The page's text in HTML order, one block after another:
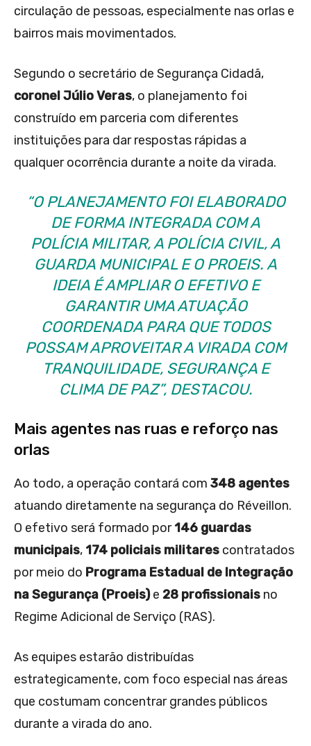
circulação de pessoas, especialmente nas orlas e
bairros mais movimentados.
Segundo o secretário de Segurança Cidadã,
coronel Júlio Veras, o planejamento foi
construído em parceria com diferentes
instituições para dar respostas rápidas a
qualquer ocorrência durante a noite da virada.
“O PLANEJAMENTO FOI ELABORADO
DE FORMA INTEGRADA COM A
POLÍCIA MILITAR, A POLÍCIA CIVIL, A
GUARDA MUNICIPAL E O PROEIS. A
IDEIA É AMPLIAR O EFETIVO E
GARANTIR UMA ATUAÇÃO
COORDENADA PARA QUE TODOS
POSSAM APROVEITAR A VIRADA COM
TRANQUILIDADE, SEGURANÇA E
CLIMA DE PAZ”, DESTACOU.
Mais agentes nas ruas e reforço nas
orlas
Ao todo, a operação contará com 348 agentes
atuando diretamente na segurança do Réveillon.
O efetivo será formado por146 guardas
municipais, 174 policiais militares contratados
por meio do Programa Estadual de Integração
na Segurança (Proeis)e 28 profissionais no
Regime Adicional de Serviço (RAS).
As equipes estarão distribuídas
estrategicamente, com foco especial nas áreas
que costumam concentrar grandes públicos
durante a virada do ano.